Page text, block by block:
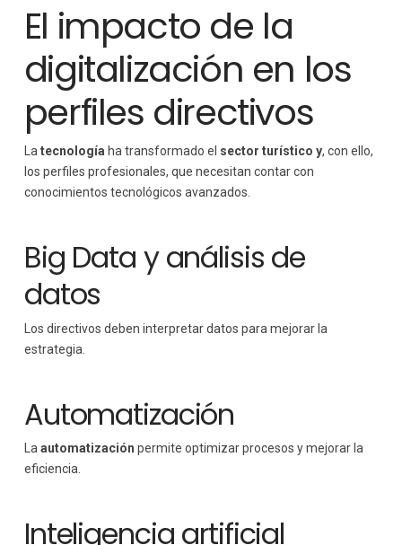
El impacto de la
digitalización en los
perfiles directivos
La tecnología ha transformado el sector turístico y, con ello,
los perfiles profesionales, que necesitan contar con
conocimientos tecnológicos avanzados.
Big Data y análisis de
datos
Los directivos deben interpretar datos para mejorar la
estrategia.
Automatización
La automatización permite optimizar procesos y mejorar la
eficiencia.
Inteligencia artificial